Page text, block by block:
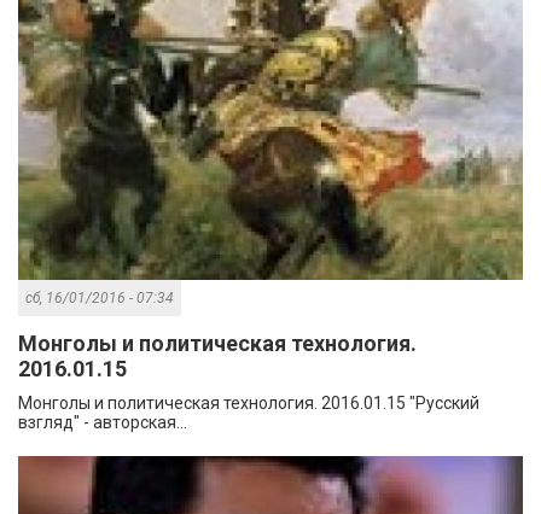
сб, 16/01/2016 - 07:34
Монголы и политическая технология.
2016.01.15
Монголы и политическая технология. 2016.01.15 "Русский
взгляд" - авторская...